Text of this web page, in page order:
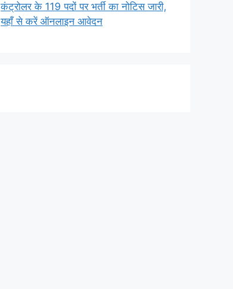
कंट्रोलर के 119 पदों पर भर्ती का नोटिस जारी,
यहाँ से करें ऑनलाइन आवेदन